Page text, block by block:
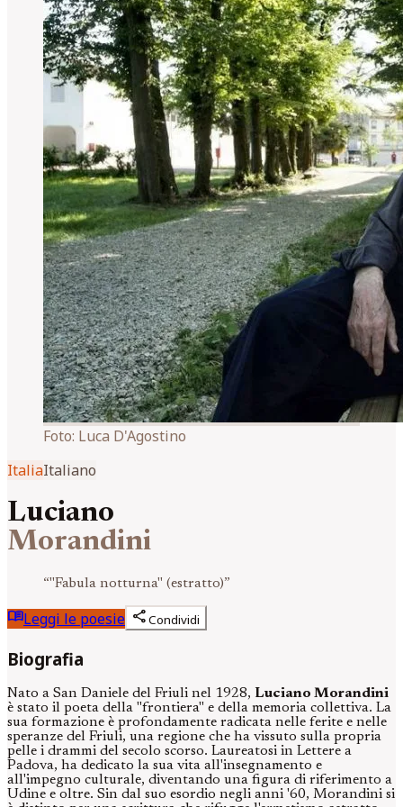
Foto: Luca D'Agostino
ItaliaItaliano
Luciano
Morandini
“"Fabula notturna" (estratto)”
menu_bookLeggi le poesie shareCondividi
Biografia
Nato a San Daniele del Friuli nel 1928, Luciano Morandini
è stato il poeta della "frontiera" e della memoria collettiva. La
sua formazione è profondamente radicata nelle ferite e nelle
speranze del Friuli, una regione che ha vissuto sulla propria
pelle i drammi del secolo scorso. Laureatosi in Lettere a
Padova, ha dedicato la sua vita all'insegnamento e
all'impegno culturale, diventando una figura di riferimento a
Udine e oltre. Sin dal suo esordio negli anni '60, Morandini si